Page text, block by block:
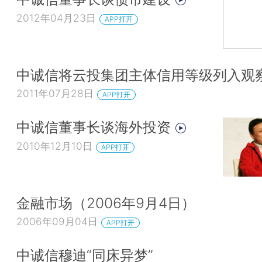
2012年04月23日 APP打开
中诚信将云投集团主体信用等级列入观
2011年07月28日 APP打开
中诚信董事长谈海外投资
2010年12月10日 APP打开
金融市场（2006年9月4日）
2006年09月04日 APP打开
中诚信穆迪“同床异梦”